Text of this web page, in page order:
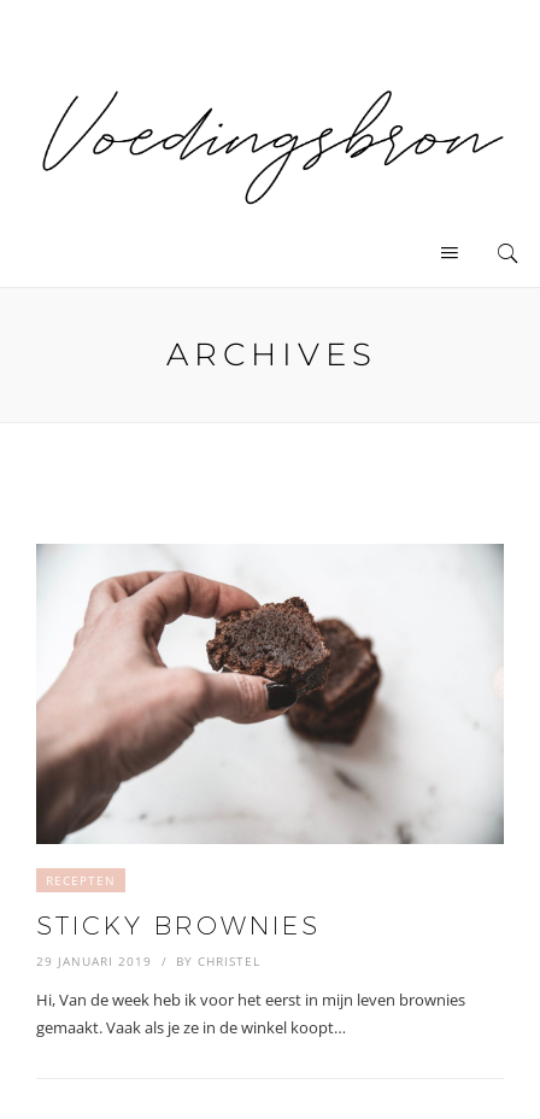
ARCHIVES
RECEPTEN
STICKY BROWNIES
29 JANUARI 2019 BY CHRISTEL
Hi, Van de week heb ik voor het eerst in mijn leven brownies
gemaakt. Vaak als je ze in de winkel koopt…